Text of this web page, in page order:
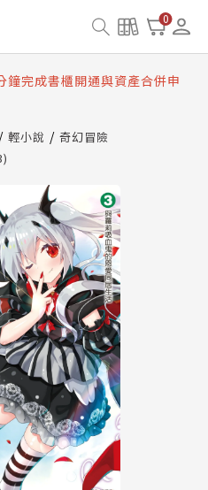
0
閱讀資產合併與書櫃開通申請
開通常見問題
鐘完成書櫃開通與資產合併申
讀資產合併與書櫃開通申請
輕小說
奇幻冒險